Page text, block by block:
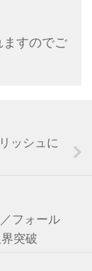
ますのでご
ッシュに
フォール
突破